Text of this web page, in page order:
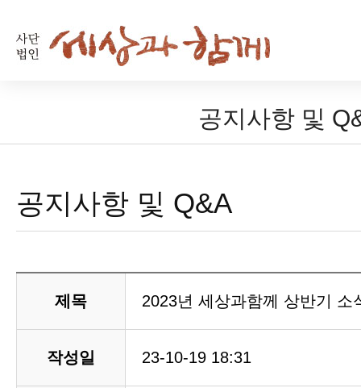
공지사항 및
공지사항 및 Q&A
제목 2023년 세상과함께 상반기 소
작성일 23-10-19 18:31